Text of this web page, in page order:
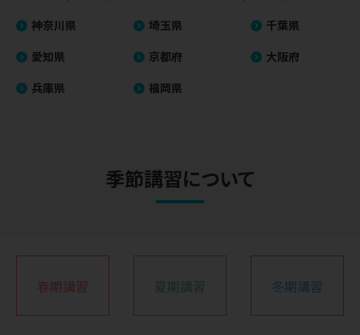
神奈川県
埼玉県
千葉県
愛知県
京都府
大阪府
兵庫県
福岡県
季節講習について
春期講習 夏期講習 冬期講習